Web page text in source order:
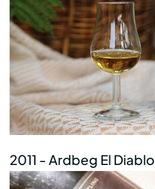
2011 - Ardbeg El Diablo